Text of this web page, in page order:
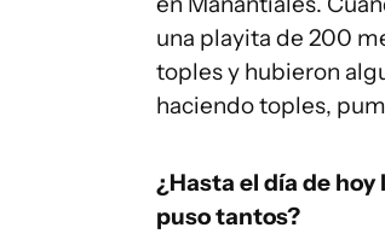
una playita de 200
toples y hubieron
haciendo toples,
¿Hasta el día de
puso tantos?